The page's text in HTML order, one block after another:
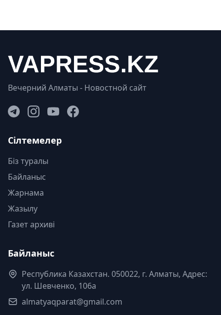
Вечерний Алматы - Новостной сайт
Сілтемелер
Біз туралы
Байланыс
Жарнама
Жазылу
Газет архиві
Байланыс
Республика Казахстан. 050022, г. Алматы, Адрес:
ул. Шевченко, 106а
almatyaqparat@gmail.com